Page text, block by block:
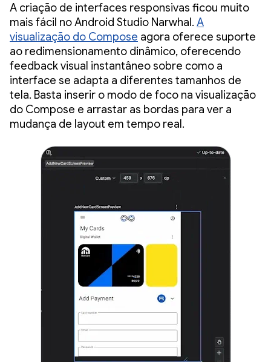
A criação de interfaces responsivas ficou muito
mais fácil no Android Studio Narwhal. A
visualização do Compose agora oferece suporte
ao redimensionamento dinâmico, oferecendo
feedback visual instantâneo sobre como a
interface se adapta a diferentes tamanhos de
tela. Basta inserir o modo de foco na visualização
do Compose e arrastar as bordas para ver a
mudança de layout em tempo real.